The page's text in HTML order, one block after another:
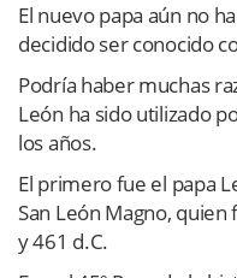
El nuevo papa aún no
decidido ser conocido
Podría haber muchas
León ha sido utilizado
los años.
El primero fue el papa
San León Magno,
y 461 d.C.